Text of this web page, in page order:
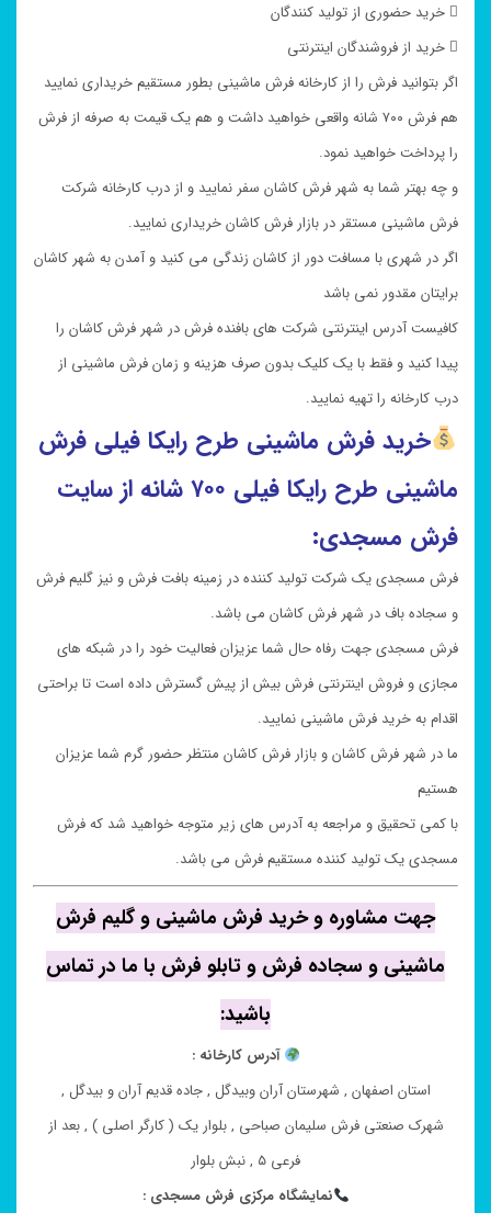
 خرید حضوری از تولید کنندگان
 خرید از فروشندگان اینترنتی
اگر بتوانید فرش را از کارخانه فرش ماشینی بطور مستقیم خریداری نمایید
هم فرش ۷۰۰ شانه واقعی خواهید داشت و هم یک قیمت به صرفه از فرش
را پرداخت خواهید نمود.
و چه بهتر شما به شهر فرش کاشان سفر نمایید و از درب کارخانه شرکت
فرش ماشینی مستقر در بازار فرش کاشان خریداری نمایید.
اگر در شهری با مسافت دور از کاشان زندگی می کنید و آمدن به شهر کاشان
برایتان مقدور نمی باشد
کافیست آدرس اینترنتی شرکت های بافنده فرش در شهر فرش کاشان را
پیدا کنید و فقط با یک کلیک بدون صرف هزینه و زمان فرش ماشینی از
درب کارخانه را تهیه نمایید.
خرید فرش ماشینی طرحرایکا فیلی فرش
ماشینی طرح رایکا فیلی
۷۰۰ شانه از سایت
فرش مسجدی:
فرش مسجدی یک شرکت تولید کننده در زمینه بافت فرش و نیز گلیم فرش
و سجاده باف در شهر فرش کاشان می باشد.
فرش مسجدی جهت رفاه حال شما عزیزان فعالیت خود را در شبکه های
مجازی و فروش اینترنتی فرش بیش از پیش گسترش داده است تا براحتی
اقدام به خرید فرش ماشینی نمایید.
ما در شهر فرش کاشان و بازار فرش کاشان منتظر حضور گرم شما عزیزان
هستیم
با کمی تحقیق و مراجعه به آدرس های زیر متوجه خواهید شد که فرش
مسجدی یک تولید کننده مستقیم فرش می باشد.
جهت مشاوره و خرید فرش ماشینی و گلیم فرش
ماشینی و سجاده فرش و تابلو فرش با ما در تماس
باشید:
آدرس کارخانه :
استان اصفهان , شهرستان آران وبیدگل , جاده قدیم آران و بیدگل ,
شهرک صنعتی فرش سلیمان صباحی , بلوار یک ( کارگر اصلی ) , بعد از
فرعی ۵ , نبش بلوار
نمایشگاه مرکزی فرش مسجدی :